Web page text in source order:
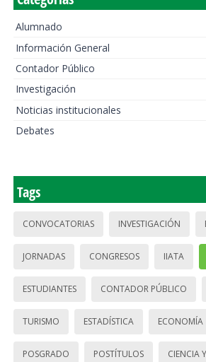
Alumnado
Información General
Contador Público
Investigación
Noticias institucionales
Debates
Tags
CONVOCATORIAS INVESTIGACIÓN
JORNADAS CONGRESOS IIATA
ESTUDIANTES CONTADOR PÚBLICO
TURISMO ESTADÍSTICA ECONOMÍA
POSGRADO POSTÍTULOS CIENCIA